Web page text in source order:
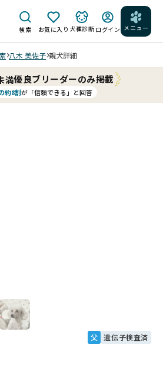
検索 お気に入り 犬種診断 ログイン メニュー
八木 美佐子 親犬詳細
満優良ブリーダーのみ掲載
約8割が「信頼できる」と回答
父 遺伝子検査済